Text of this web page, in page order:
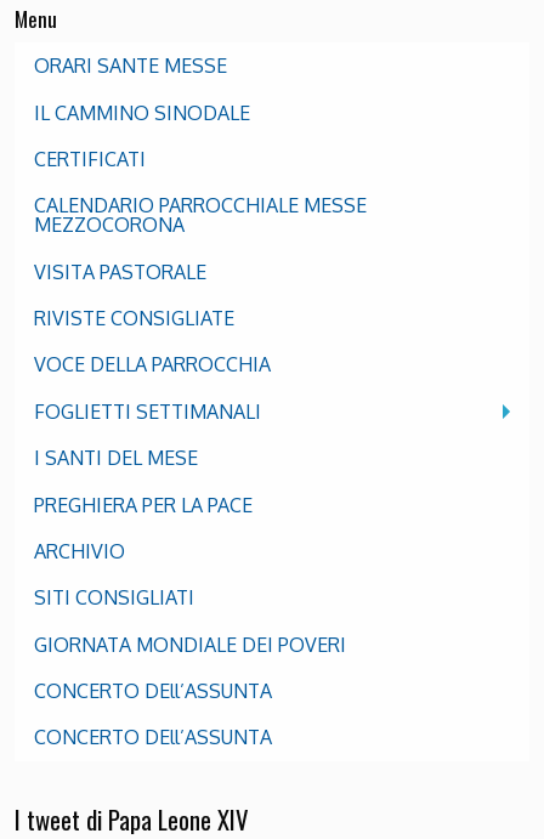
Menu
ORARI SANTE MESSE
IL CAMMINO SINODALE
CERTIFICATI
CALENDARIO PARROCCHIALE MESSE
MEZZOCORONA
VISITA PASTORALE
RIVISTE CONSIGLIATE
VOCE DELLA PARROCCHIA
FOGLIETTI SETTIMANALI
I SANTI DEL MESE
PREGHIERA PER LA PACE
ARCHIVIO
SITI CONSIGLIATI
GIORNATA MONDIALE DEI POVERI
CONCERTO DEll’ASSUNTA
CONCERTO DEll’ASSUNTA
I tweet di Papa Leone XIV